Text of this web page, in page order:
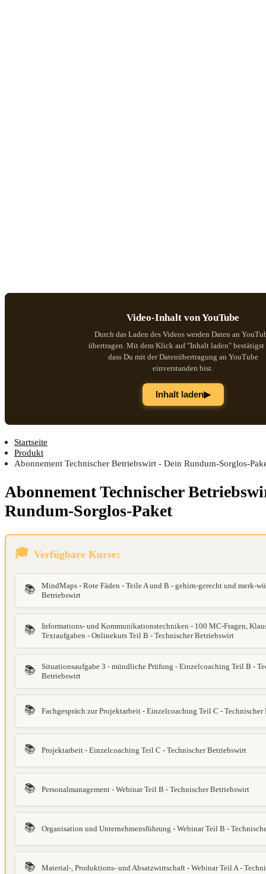
Video-Inhalt von YouTube
Durch das Laden des Videos werden Daten an
übertragen. Mit dem Klick auf "Inhalt laden" bestätigst
dass Du mit der Datenübertragung an YouTube
einverstanden bist.
Inhalt laden▶
Startseite
Produkt
Abonnement Technischer Betriebswirt - Dein Rundum-Sorglos-
Abon­ne­ment Tech­ni­scher
Rundum-Sorglos-Paket
Verfügbare Kurse:
📚
MindMaps - Rote Fäden - Teile A und B - gehirn-gerecht und merk-
Betriebswirt
📚
Informations- und Kommunikationstechniken - 100 MC-Fragen,
Textaufgaben - Onlinekurs Teil B - Technischer Betriebswirt
📚
Situationsaufgabe 3 - mündliche Prüfung - Einzelcoaching Teil B -
Betriebswirt
📚 Fachgespräch zur Projektarbeit - Einzelcoaching Teil C -
📚 Projektarbeit - Einzelcoaching Teil C - Technischer Betriebswirt
📚 Personalmanagement - Webinar Teil B - Technischer Betriebswirt
📚 Organisation und Unternehmensführung - Webinar Teil B -
📚 Material-, Produktions- und Absatzwirtschaft - Webinar Teil A -